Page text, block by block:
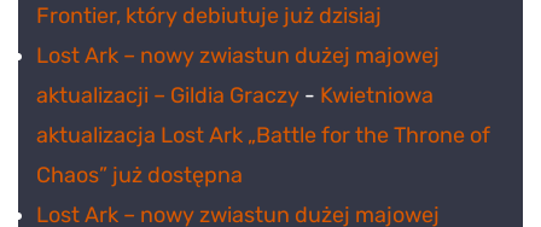
Frontier, który debiutuje już dzisiaj
Lost Ark – nowy zwiastun dużej majowej
aktualizacji – Gildia Graczy - Kwietniowa
aktualizacja Lost Ark „Battle for the Throne of
Chaos” już dostępna
Lost Ark – nowy zwiastun dużej majowej